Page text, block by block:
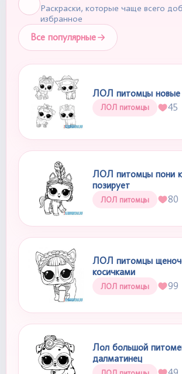
Раскраски, которые чаще всего
избранное
Все популярные
ЛОЛ питомцы новые
ЛОЛ питомцы 45
ЛОЛ питомцы пони
позирует
ЛОЛ питомцы 80
ЛОЛ питомцы
косичками
ЛОЛ питомцы 99
Лол большой
далматинец